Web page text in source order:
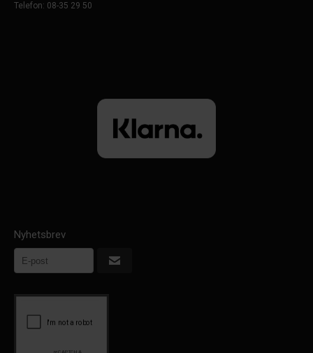
Telefon: 08-35 29 50
Nyhetsbrev